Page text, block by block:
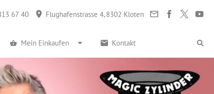
67 40 Flughafenstrasse 4, 8302 Kloten
Mein Einkaufen Kontakt